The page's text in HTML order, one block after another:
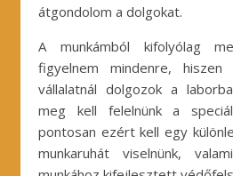
átgondolom a dolgokat.
A munkámból kifolyólag
figyelnem mindenre, hiszen
vállalatnál dolgozok a
meg kell felelnünk a
pontosan ezért kell egy
munkaruhát viselnünk,